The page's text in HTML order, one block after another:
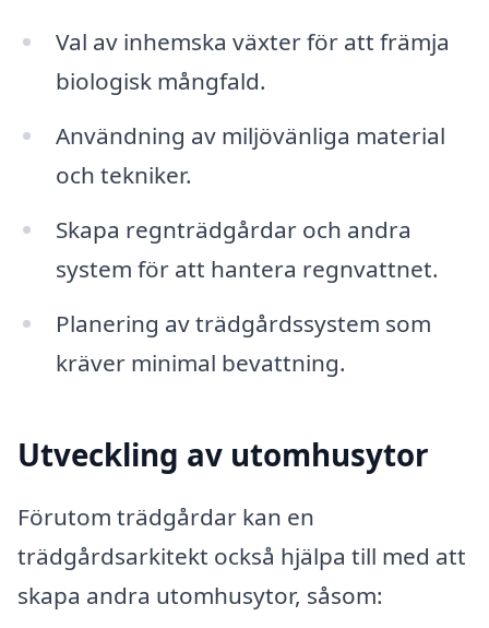
Val av inhemska växter för att främja
biologisk mångfald.
Användning av miljövänliga material
och tekniker.
Skapa regnträdgårdar och andra
system för att hantera regnvattnet.
Planering av trädgårdssystem som
kräver minimal bevattning.
Utveckling av utomhusytor
Förutom trädgårdar kan en
trädgårdsarkitekt också hjälpa till med att
skapa andra utomhusytor, såsom: